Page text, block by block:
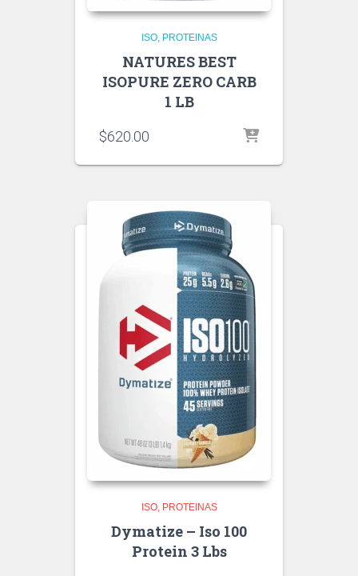
ISO PROTEINAS
NATURES BEST
ISOPURE ZERO CARB
1 LB
$620.00
ISO PROTEINAS
Dymatize – Iso 100
Protein 3 Lbs